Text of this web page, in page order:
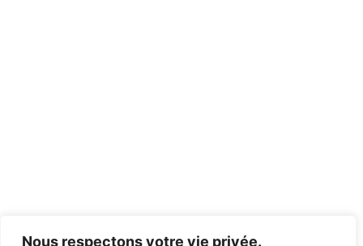
Nous respectons votre vie privée.